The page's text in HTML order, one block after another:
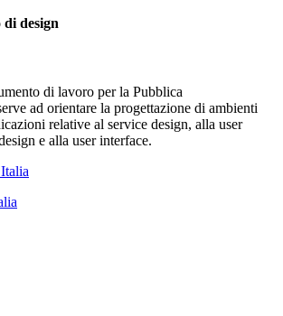
design
di lavoro per la Pubblica
ad orientare la progettazione di ambienti
relative al service design, alla user
e alla user interface.